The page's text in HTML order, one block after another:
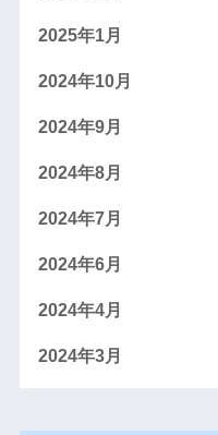
2025年1月
2024年10月
2024年9月
2024年8月
2024年7月
2024年6月
2024年4月
2024年3月